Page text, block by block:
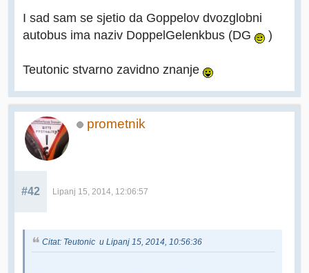
I sad sam se sjetio da Goppelov dvozglobni
autobus ima naziv DoppelGelenkbus (DG
)
Teutonic stvarno zavidno znanje
prometnik
#42 Lipanj 15, 2014, 12:06:57
Citat: Teutonic u Lipanj 15, 2014, 10:56:36